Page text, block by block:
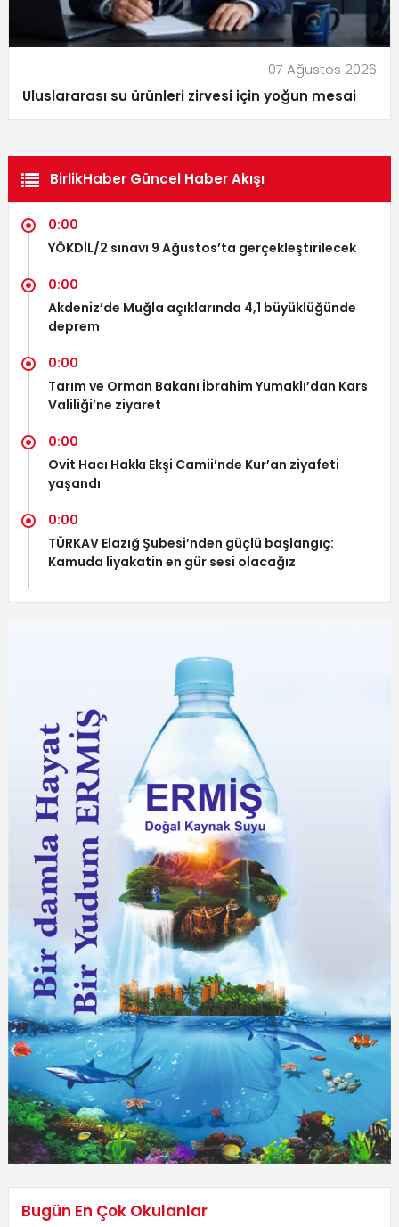
07 Ağustos 2026
Uluslararası su ürünleri zirvesi için yoğun mesai
BirlikHaber Güncel Haber Akışı
0:00
YÖKDİL/2 sınavı 9 Ağustos’ta gerçekleştirilecek
0:00
Akdeniz’de Muğla açıklarında 4,1 büyüklüğünde
deprem
0:00
Tarım ve Orman Bakanı İbrahim Yumaklı’dan Kars
Valiliği’ne ziyaret
0:00
Ovit Hacı Hakkı Ekşi Camii’nde Kur’an ziyafeti
yaşandı
0:00
TÜRKAV Elazığ Şubesi’nden güçlü başlangıç:
Kamuda liyakatin en gür sesi olacağız
Bugün En Çok Okulanlar